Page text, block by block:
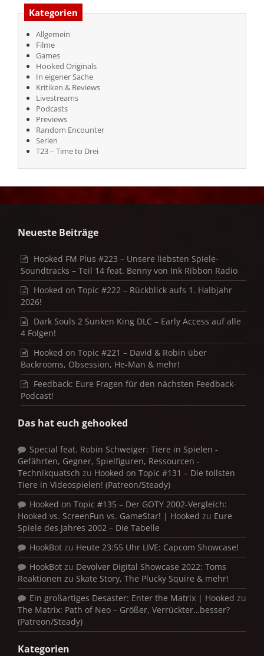
Kategorien
Allgemein
Filme
Games
Hooked Originals
In eigener Sache
Kritiken & Reviews
Livestreams
Podcasts
Previews
Random Encounter
Serien
T23 – Time to Drei
Neueste Beiträge
Hooked FM Plus #223 – Unsere liebsten Spiele-
Soundtracks – Teil 14 feat. Benny von Ink Ribbon Radio
Hooked on Topic #222 – Rückblick aufs 1. Halbjahr
2026!
Dark Souls 2 Sunken King DLC – Early Access auf alle
4 Folgen!
Hooked on Topic #221 – David & Robin über
Backrooms, Obsession, He-Man & mehr!
Feedback: Eure Fragen für den nächsten Feedback-
Podcast!
Das hat euch gehooked
Special feat. Robin Schweiger: Tiere in Spielen -
Gefährten, Gegner, Spielfiguren, Ressourcen -
Technikquatsch zu Hooked on Topic #131 – Die tollsten
Tiere in Videospielen! (Patreon/Steady)
Hooked on Topic #135 – Der GOTY 2002-Vergleich:
Hooked vs. ScreenFun vs. GameStar! | Hooked zu Eure
Spiele des Jahres 2002 – Die Tabelle
HookBot zu Heute 23:55 Uhr LIVE: Capcom Showcase!
HookBot zu Devolver Digital Showcase 2022: Toms
Reaktionen zu Skate Story, The Plucky Squire & mehr!
Ein großartiges Desaster: Enter the Matrix | Hooked zu
The Matrix: Path of Neo – Größer, Verrückter…besser?
(Patreon/Steady)
Kategorien